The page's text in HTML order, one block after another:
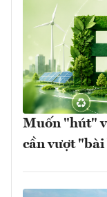
Muốn "hút"
cần vượt